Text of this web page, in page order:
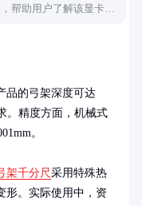
帮助用户了解该显卡的
品的弓架深度可达
。精度方面，机械式
。
架千分尺采用特殊热
形。实际使用中，资